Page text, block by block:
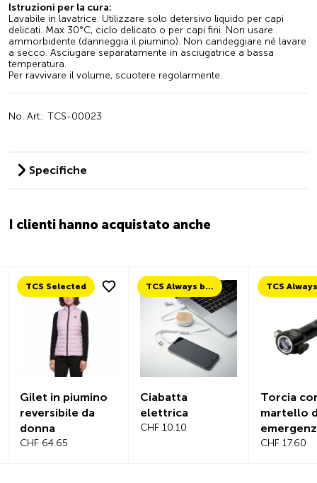
Istruzioni per la cura:
Lavabile in lavatrice. Utilizzare solo detersivo liquido per capi
delicati. Max 30°C, ciclo delicato o per capi fini. Non usare
ammorbidente (danneggia il piumino). Non candeggiare né lavare
a secco. Asciugare separatamente in asciugatrice a bassa
temperatura.
Per ravvivare il volume, scuotere regolarmente.
No. Art.: TCS-00023
Specifiche
I clienti hanno acquistato anche
TCS Selected
Gilet in piumino
reversibile da
donna
CHF 64.65
TCS Always by my side
Ciabatta
elettrica
CHF 10.10
Torcia
martello
CHF 17.60